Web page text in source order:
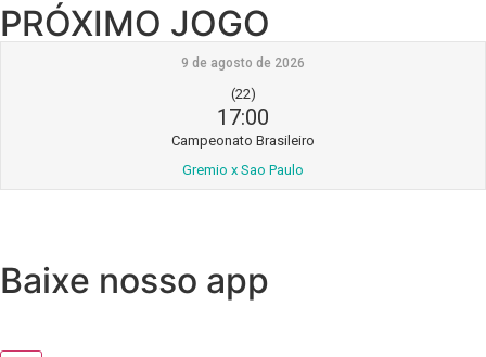
PRÓXIMO JOGO
9 de agosto de 2026
(22)
17:00
Campeonato Brasileiro
Gremio x Sao Paulo
Baixe nosso app